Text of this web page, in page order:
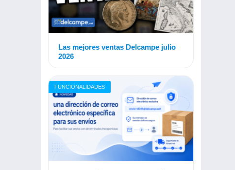
Las mejores ventas Delcampe julio
2026
FUNCIONALIDADES